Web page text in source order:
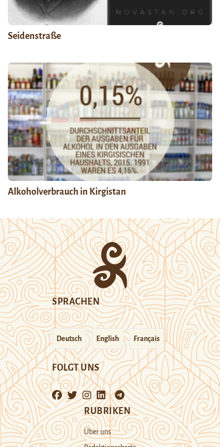
Seidenstraße
Alkoholverbrauch in Kirgistan
SPRACHEN
Deutsch English Français
FOLGT UNS
RUBRIKEN
Über uns